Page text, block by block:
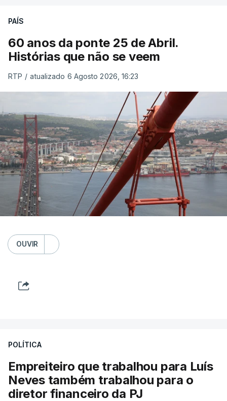
PAÍS
60 anos da ponte 25 de Abril.
Histórias que não se veem
RTP / atualizado 6 Agosto 2026, 16:23
OUVIR
POLÍTICA
Empreiteiro que trabalhou para Luís
Neves também trabalhou para o
diretor financeiro da PJ